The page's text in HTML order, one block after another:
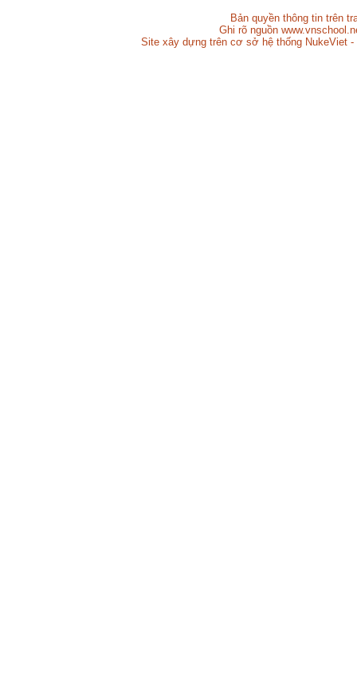
Bản quyền thông tin trên
Ghi rõ nguồn
Site xây dựng trên cơ sở hệ thống NukeViet